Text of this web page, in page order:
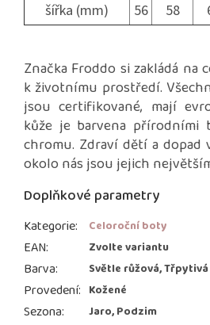
šířka (mm)
56 58
Značka Froddo si zakládá
k životnímu prostředí.
jsou certifikované, mají
kůže je barvena přírodními
chromu. Zdraví dětí a
okolo nás jsou jejich
Doplňkové parametry
Kategorie: Celoroční boty
EAN: Zvolte variantu
Barva: Světle růžová, Třpytivá
Provedení: Kožené
Sezona: Jaro, Podzim